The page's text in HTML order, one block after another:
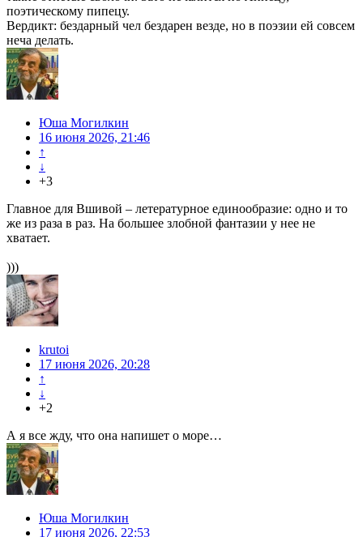
поэтическому пипецу.
Вердикт: бездарный чел бездарен везде, но в поэзии ей совсем
неча делать.
Юша Могилкин
16 июня 2026, 21:46
↑
↓
+3
Главное для Вшивой – летературное единообразие: одно и то
же из раза в раз. На большее злобной фантазии у нее не
хватает.
)))
krutoi
17 июня 2026, 20:28
↑
↓
+2
А я все жду, что она напишет о море…
Юша Могилкин
17 июня 2026, 22:53